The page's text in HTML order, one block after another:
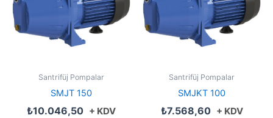
Santrifüj Pompalar
SMJT 150
₺10.046,50 + KDV
Santrifüj Pompalar
SMJKT 100
₺7.568,60 + KDV